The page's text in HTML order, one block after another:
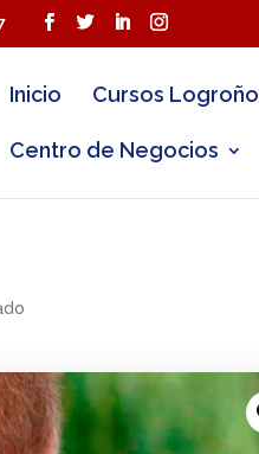
Inicio Cursos Logroño
Centro de Negocios